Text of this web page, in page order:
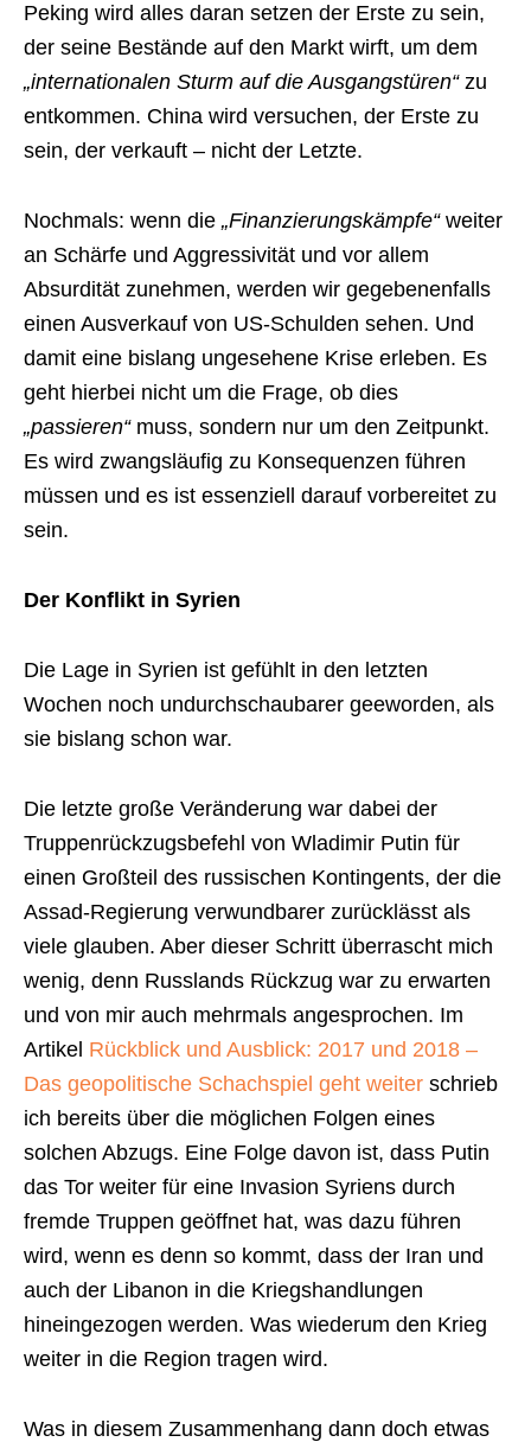
Peking wird alles daran setzen der Erste zu sein,
der seine Bestände auf den Markt wirft, um dem
„internationalen Sturm auf die Ausgangstüren“zu
entkommen. China wird versuchen, der Erste zu
sein, der verkauft – nicht der Letzte.
Nochmals: wenn die „Finanzierungskämpfe“weiter
an Schärfe und Aggressivität und vor allem
Absurdität zunehmen, werden wir gegebenenfalls
einen Ausverkauf von US-Schulden sehen. Und
damit eine bislang ungesehene Krise erleben. Es
geht hierbei nicht um die Frage, ob dies
„passieren“muss, sondern nur um den Zeitpunkt.
Es wird zwangsläufig zu Konsequenzen führen
müssen und es ist essenziell darauf vorbereitet zu
sein.
Der Konflikt in Syrien
Die Lage in Syrien ist gefühlt in den letzten
Wochen noch undurchschaubarer geeworden, als
sie bislang schon war.
Die letzte große Veränderung war dabei der
Truppenrückzugsbefehl von Wladimir Putin für
einen Großteil des russischen Kontingents, der die
Assad-Regierung verwundbarer zurücklässt als
viele glauben. Aber dieser Schritt überrascht mich
wenig, denn Russlands Rückzug war zu erwarten
und von mir auch mehrmals angesprochen. Im
Artikel Rückblick und Ausblick: 2017 und 2018 –
Das geopolitische Schachspiel geht weiter schrieb
ich bereits über die möglichen Folgen eines
solchen Abzugs. Eine Folge davon ist, dass Putin
das Tor weiter für eine Invasion Syriens durch
fremde Truppen geöffnet hat, was dazu führen
wird, wenn es denn so kommt, dass der Iran und
auch der Libanon in die Kriegshandlungen
hineingezogen werden. Was wiederum den Krieg
weiter in die Region tragen wird.
Was in diesem Zusammenhang dann doch etwas